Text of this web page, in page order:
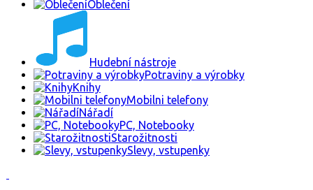
Oblečení
Hudební nástroje
Potraviny a výrobky
Knihy
Mobilni telefony
Nářadí
PC, Notebooky
Starožitnosti
Slevy, vstupenky